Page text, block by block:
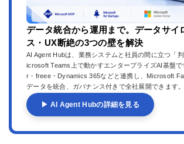
データ統合から運用まで。データサイ
ス・UX断絶の3つの壁を解決
AI Agent Hubは、業務システムと社員の間に立つ「
icrosoft Teams上で動かすエンタープライズAI基盤
r・freee・Dynamics 365などと連携し、Microsoft
データを統合、ガバナンス付きで全社展開できます。
▶ AI Agent Hubの詳細を見る